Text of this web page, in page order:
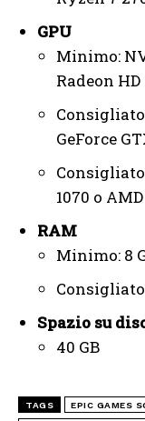
GPU
Minimo:
Radeon HD
GeForce
Consigliato
1070 o
RAM
Minimo: 8
Spazio su
40 GB
TAGS EPIC GAMES